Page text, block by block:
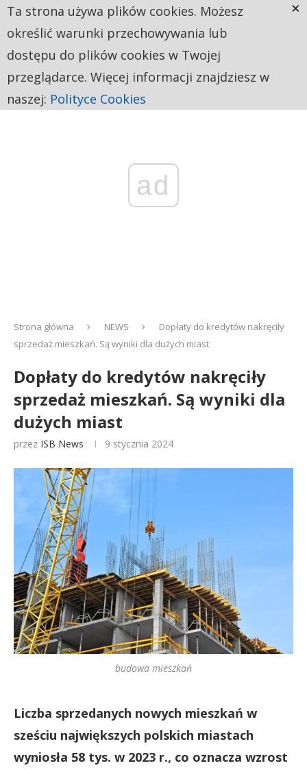
ad
Strona główna NEWS
Dopłaty do kredytów nakręciły
sprzedaż mieszkań. Są wyniki dla dużych miast
Dopłaty do kredytów nakręciły
sprzedaż mieszkań. Są wyniki dla
dużych miast
przez ISB News 9 stycznia 2024
budowa mieszkań
Liczba sprzedanych nowych mieszkań w
sześciu największych polskich miastach
wyniosła 58 tys. w 2023 r., co oznacza wzrost
Ta strona używa plików cookies. Możesz
określić warunki przechowywania lub
dostępu do plików cookies w Twojej
przeglądarce. Więcej informacji znajdziesz w
naszej: Polityce Cookies
×